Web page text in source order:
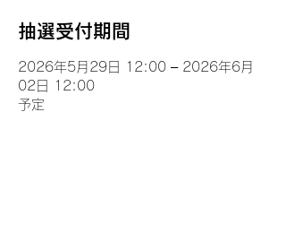
抽選受付期間
2026年5月29日 12:00 – 2026年6月
02日 12:00
予定